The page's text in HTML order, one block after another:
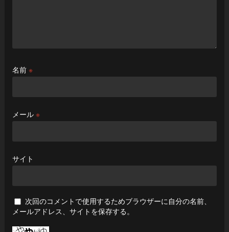
名前 ※
メール ※
サイト
次回のコメントで使用するためブラウザーに自分の名前、
メールアドレス、サイトを保存する。